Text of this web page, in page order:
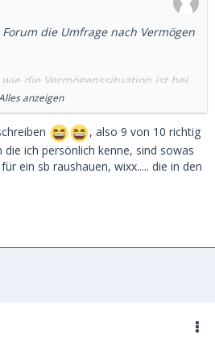
die Umfrage nach Vermögen
die Vermögenssituation ist bei
das sind immer noch ca 8.000
man erstmal übrig haben.
ich kenne, sind eher geizig oder
angeht.
Spruch: wenn du sparen
anzeigen
, also 9 von 10 richtig
ich persönlich kenne, sind sowas
ein sb raushauen, wixx..... die in den